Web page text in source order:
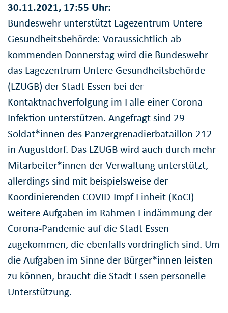
30.11.2021, 17:55 Uhr:
Bundeswehr unterstützt Lagezentrum Untere
Gesundheitsbehörde: Voraussichtlich ab
kommenden Donnerstag wird die Bundeswehr
das Lagezentrum Untere Gesundheitsbehörde
(LZUGB) der Stadt Essen bei der
Kontaktnachverfolgung im Falle einer Corona-
Infektion unterstützen. Angefragt sind 29
Soldat*innen des Panzergrenadierbataillon 212
in Augustdorf. Das LZUGB wird auch durch mehr
Mitarbeiter*innen der Verwaltung unterstützt,
allerdings sind mit beispielsweise der
Koordinierenden COVID-Impf-Einheit (KoCI)
weitere Aufgaben im Rahmen Eindämmung der
Corona-Pandemie auf die Stadt Essen
zugekommen, die ebenfalls vordringlich sind. Um
die Aufgaben im Sinne der Bürger*innen leisten
zu können, braucht die Stadt Essen personelle
Unterstützung.